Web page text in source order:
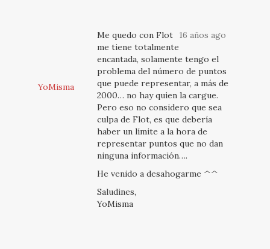
YoMisma
16 años ago
Me quedo con Flot
me tiene totalmente
encantada, solamente tengo el
problema del número de puntos
que puede representar, a más de
2000… no hay quien la cargue.
Pero eso no considero que sea
culpa de Flot, es que debería
haber un límite a la hora de
representar puntos que no dan
ninguna información….
He venido a desahogarme ^^
Saludines,
YoMisma